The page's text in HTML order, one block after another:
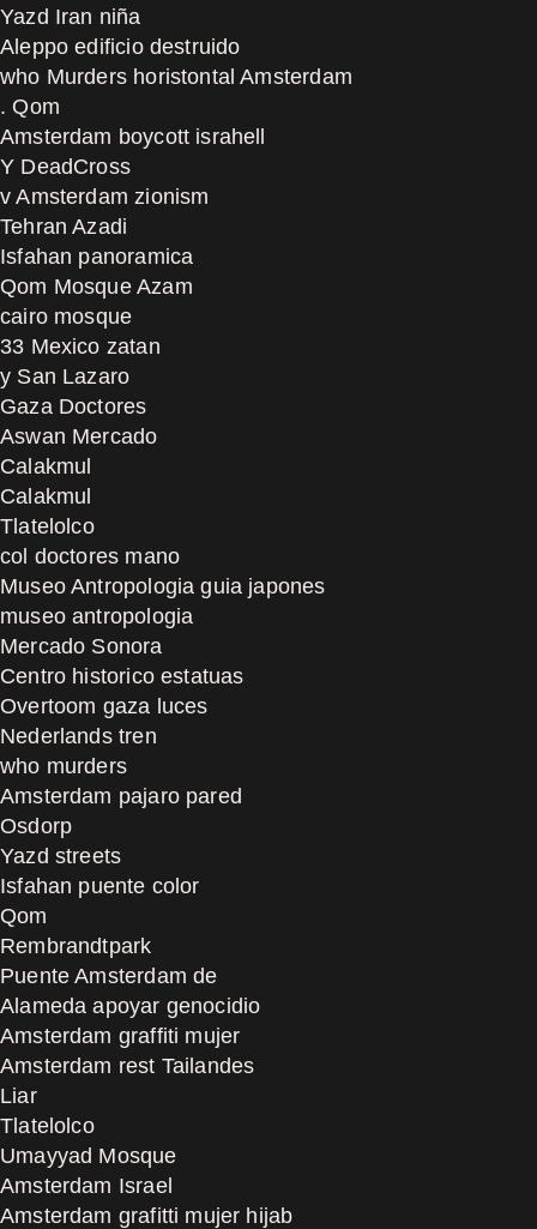
Yazd Iran niña
Aleppo edificio destruido
who Murders horistontal Amsterdam
. Qom
Amsterdam boycott israhell
Y DeadCross
v Amsterdam zionism
Tehran Azadi
Isfahan panoramica
Qom Mosque Azam
cairo mosque
33 Mexico zatan
y San Lazaro
Gaza Doctores
Aswan Mercado
Calakmul
Calakmul
Tlatelolco
col doctores mano
Museo Antropologia guia japones
museo antropologia
Mercado Sonora
Centro historico estatuas
Overtoom gaza luces
Nederlands tren
who murders
Amsterdam pajaro pared
Osdorp
Yazd streets
Isfahan puente color
Qom
Rembrandtpark
Puente Amsterdam de
Alameda apoyar genocidio
Amsterdam graffiti mujer
Amsterdam rest Tailandes
Liar
Tlatelolco
Umayyad Mosque
Amsterdam Israel
Amsterdam grafitti mujer hijab